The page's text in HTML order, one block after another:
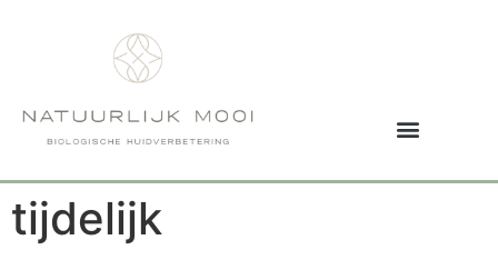
tijdelijk